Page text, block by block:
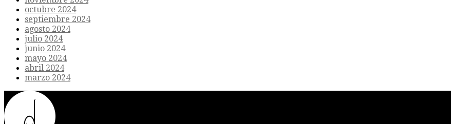
octubre 2024
septiembre 2024
agosto 2024
julio 2024
junio 2024
mayo 2024
abril 2024
marzo 2024